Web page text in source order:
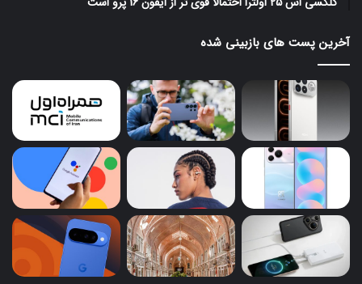
آخرین پست های بازبینی شده